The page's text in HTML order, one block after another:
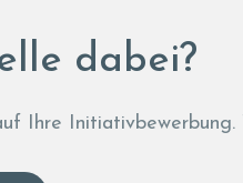
dabei?
Ihre